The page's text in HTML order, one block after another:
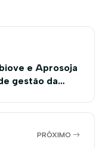
e Aprosoja
gestão da
PRÓXIMO